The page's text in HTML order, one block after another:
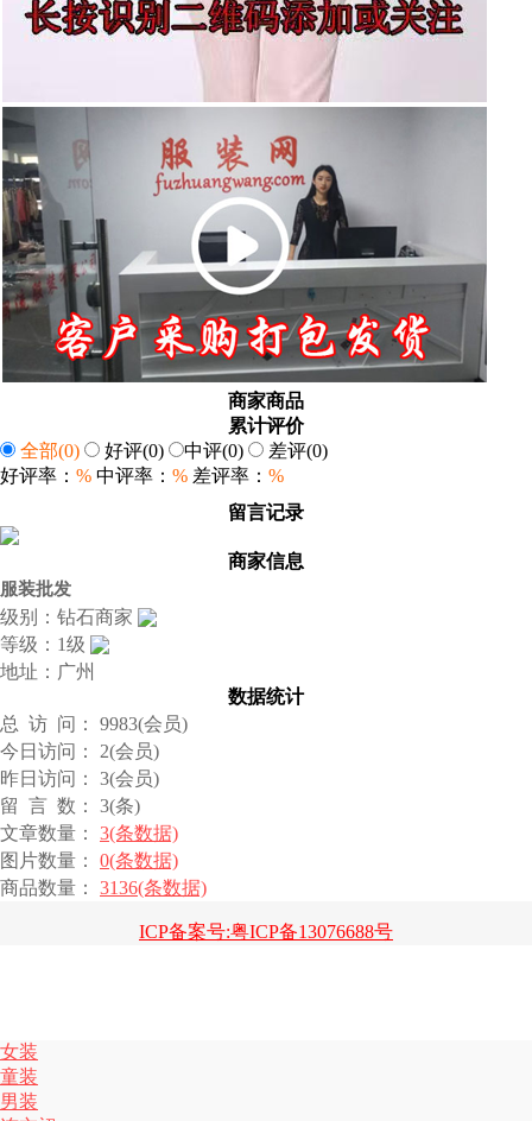
商家商品
累计评价
全部(0) 好评(0) 中评(0) 差评(0)
好评率： % 中评率： % 差评率： %
留言记录
商家信息
服装批发
级别：钻石商家
等级：1级
地址：广州
数据统计
总 访 问： 9983(会员)
今日访问： 2(会员)
昨日访问： 3(会员)
留 言 数： 3(条)
文章数量： 3(条数据)
图片数量： 0(条数据)
商品数量： 3136(条数据)
ICP备案号:粤ICP备13076688号
女装
童装
男装